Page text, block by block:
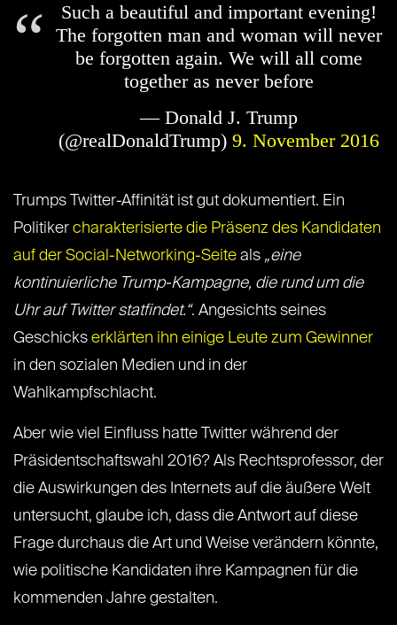
Such a beautiful and important evening!
The forgotten man and woman will never
be forgotten again. We will all come
together as never before
— Donald J. Trump
(@realDonaldTrump) 9. November 2016
Trumps Twitter-Affinität ist gut dokumentiert. Ein
Politiker charakterisierte die Präsenz des Kandidaten
auf der Social-Networking-Seite als „eine
kontinuierliche Trump-Kampagne, die rund um die
Uhr auf Twitter statfindet.“. Angesichts seines
Geschicks erklärten ihn einige Leute zum Gewinner
in den sozialen Medien und in der
Wahlkampfschlacht.
Aber wie viel Einfluss hatte Twitter während der
Präsidentschaftswahl 2016? Als Rechtsprofessor, der
die Auswirkungen des Internets auf die äußere Welt
untersucht, glaube ich, dass die Antwort auf diese
Frage durchaus die Art und Weise verändern könnte,
wie politische Kandidaten ihre Kampagnen für die
kommenden Jahre gestalten.